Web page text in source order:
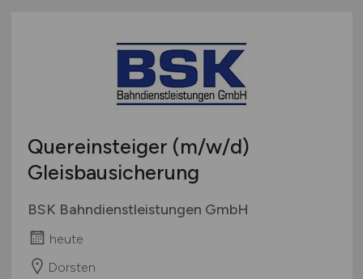
Quereinsteiger (m/w/d)
Gleisbausicherung
BSK Bahndienstleistungen GmbH
heute
Dorsten